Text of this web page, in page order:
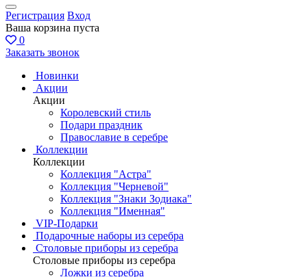
Регистрация Вход
Ваша корзина пуста
0
Заказать звонок
Новинки
Акции
Акции
Королевский стиль
Подари праздник
Православие в серебре
Коллекции
Коллекции
Коллекция "Астра"
Коллекция "Черневой"
Коллекция "Знаки Зодиака"
Коллекция "Именная"
VIP-Подарки
Подарочные наборы из серебра
Столовые приборы из серебра
Столовые приборы из серебра
Ложки из серебра